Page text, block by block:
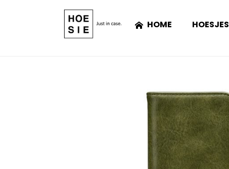
HOME HOESJES